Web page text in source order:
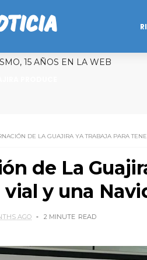
15 AÑOS EN LA WEB
DE LA GUAJIRA YA TRABAJA PARA
de La
y una
AGO 2 MINUTE READ